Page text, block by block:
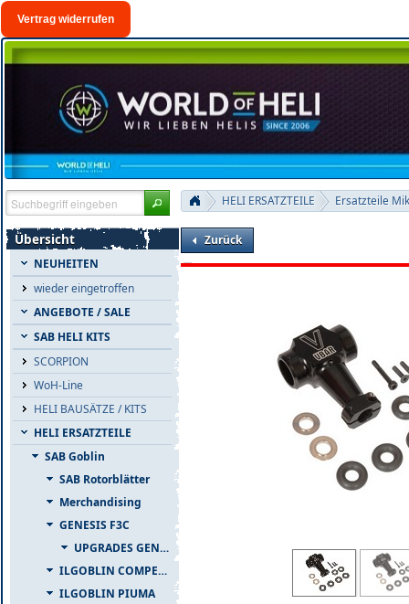
Vertrag widerrufen
Übersicht
NEUHEITEN
wieder eingetroffen
ANGEBOTE / SALE
SAB HELI KITS
SCORPION
WoH-Line
HELI BAUSÄTZE / KITS
HELI ERSATZTEILE
SAB Goblin
SAB Rotorblätter
Merchandising
GENESIS F3C
UPGRADES GENESIS F3C
ILGOBLIN COMPETIZIONE
ILGOBLIN PIUMA
HELI ERSATZTEILE Ersatzteile
Zurück
rotorkopf-logo-500-600-upgrade-set-